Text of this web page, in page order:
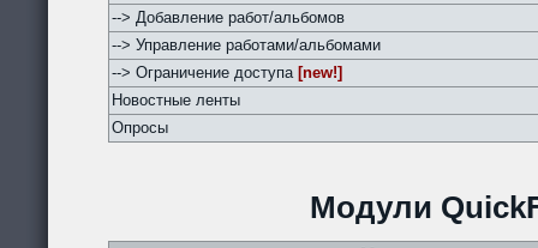
--> Добавление работ/альбомов
--> Управление работами/альбомами
--> Ограничение доступа [new!]
Новостные ленты
Опросы
Модули